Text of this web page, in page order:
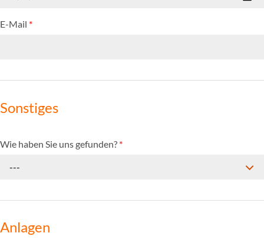
E-Mail *
Sonstiges
Wie haben Sie uns gefunden? *
---
Anlagen